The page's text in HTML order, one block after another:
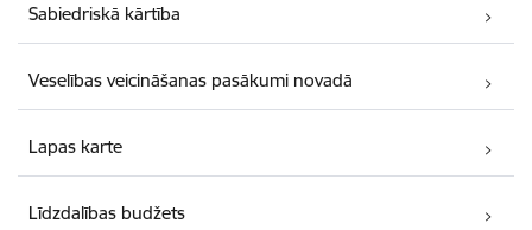
Sabiedriskā kārtība
Veselības veicināšanas pasākumi novadā
Lapas karte
Līdzdalības budžets